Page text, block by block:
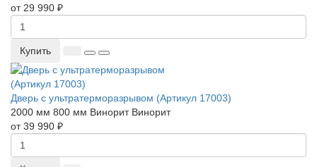
от 29 990 ₽
Купить
Дверь с ультратерморазрывом (Артикул 17003)
2000 мм 800 мм Винорит Винорит
от 39 990 ₽